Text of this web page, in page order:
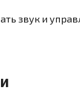
звук и